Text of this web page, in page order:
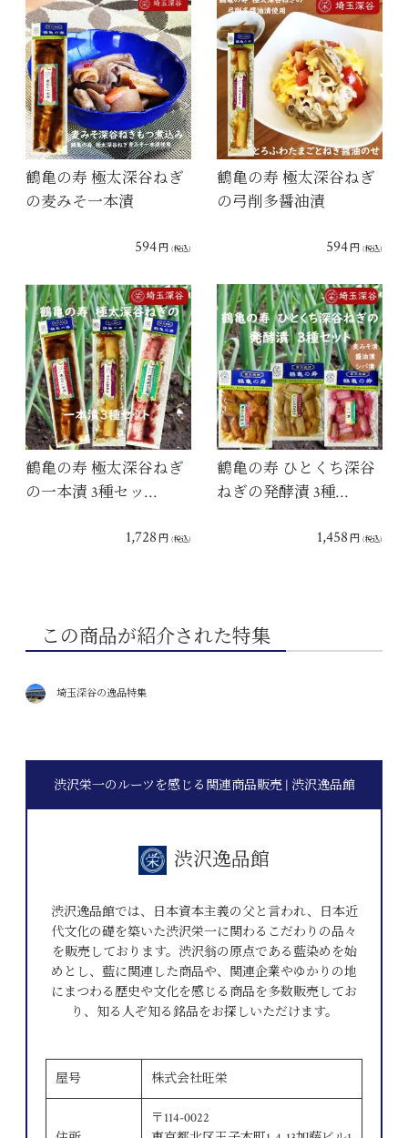
鶴亀の寿 極太深谷ねぎ
の麦みそ一本漬
594 円 (税込)
鶴亀の寿 極太深谷ねぎ
の弓削多醤油漬
594 円 (税込)
鶴亀の寿 極太深谷ねぎ
の一本漬 3種セッ…
1,728 円 (税込)
鶴亀の寿 ひとくち深谷
ねぎの発酵漬 3種…
1,458 円 (税込)
この商品が紹介された特集
埼玉深谷の逸品特集
渋沢栄一のルーツを感じる関連商品販売 | 渋沢逸品館
渋沢逸品館
渋沢逸品館では、日本資本主義の父と言われ、日本近
代文化の礎を築いた渋沢栄一に関わるこだわりの品々
を販売しております。渋沢翁の原点である藍染めを始
めとし、藍に関連した商品や、関連企業やゆかりの地
にまつわる歴史や文化を感じる商品を多数販売してお
り、知る人ぞ知る銘品をお探しいただけます。
屋号 株式会社旺栄
〒114-0022